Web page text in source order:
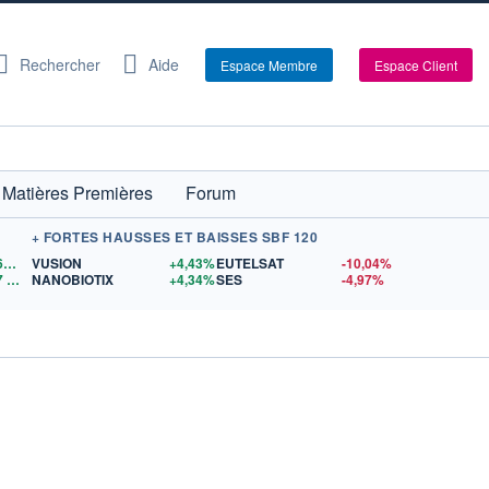
Rechercher Aide Espace Membre Espace Client
Matières Premières Forum
1,1568$US
+ FORTES HAUSSES ET BAISSES SBF 120
VUSION
+4,43%
NANOBIOTIX
+4,34%
EUTELSAT
-10,04%
SES
-4,97%